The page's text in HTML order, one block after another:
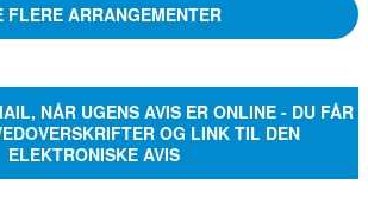
FLERE ARRANGEMENTER
NÅR UGENS AVIS ER ONLINE - DU FÅR
OG LINK TIL DEN
ELEKTRONISKE AVIS